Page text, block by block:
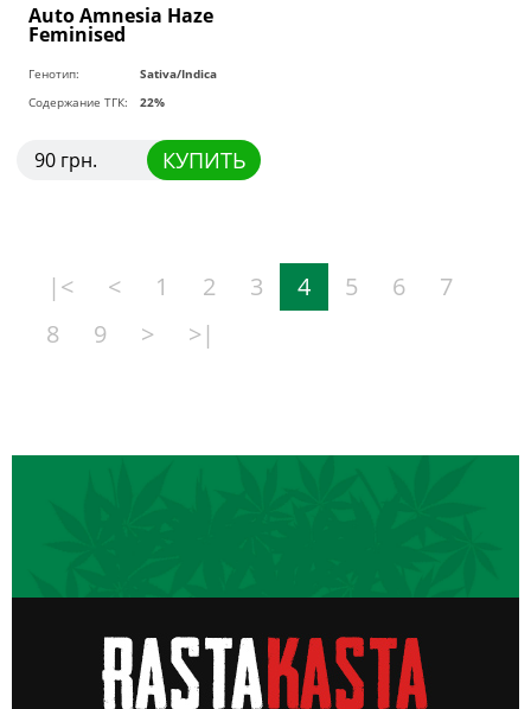
Auto Amnesia Haze
Feminised
Генотип:
Sativa/Indica
Содержание ТГК:
22%
90 грн. КУПИТЬ
|< < 1 2 3 4 5 6
7
8
9 > >|